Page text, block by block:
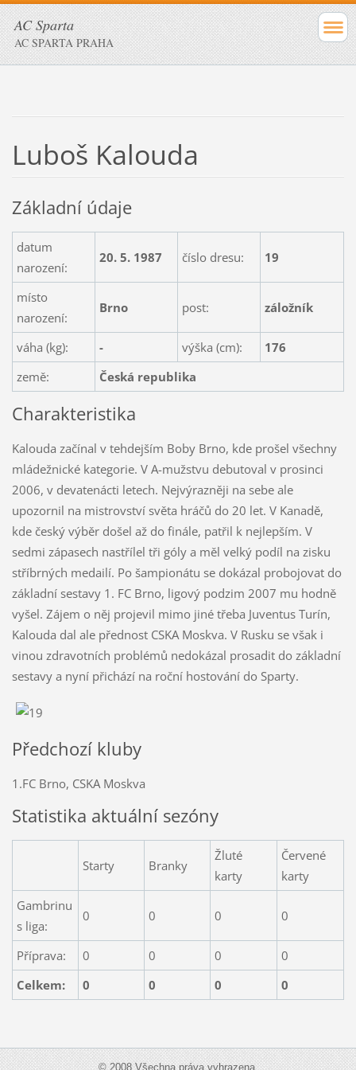
AC Sparta
AC SPARTA PRAHA
Luboš Kalouda
Základní údaje
datum
narození:
20. 5. 1987 číslo dresu: 19
místo
narození:
Brno post: záložník
váha (kg): - výška (cm):
176
země:
Česká republika
Charakteristika
Kalouda začínal v tehdejším Boby Brno, kde prošel všechny
mládežnické kategorie. V A-mužstvu debutoval v prosinci
2006, v devatenácti letech. Nejvýrazněji na sebe ale
upozornil na mistrovství světa hráčů do 20 let. V Kanadě,
kde český výběr došel až do finále, patřil k nejlepším. V
sedmi zápasech nastřílel tři góly a měl velký podíl na zisku
stříbrných medailí. Po šampionátu se dokázal probojovat do
základní sestavy 1. FC Brno, ligový podzim 2007 mu hodně
vyšel. Zájem o něj projevil mimo jiné třeba Juventus Turín,
Kalouda dal ale přednost CSKA Moskva. V Rusku se však i
vinou zdravotních problémů nedokázal prosadit do základní
sestavy a nyní přichází na roční hostování do Sparty.
Předchozí kluby
1.FC Brno, CSKA Moskva
Statistika aktuální sezóny
Starty Branky
Žluté
karty
Červené
karty
Gambrinu
s liga:
0 0 0 0
Příprava: 0 0 0
0
Celkem:
0 0 0 0
© 2008 Všechna práva vyhrazena.